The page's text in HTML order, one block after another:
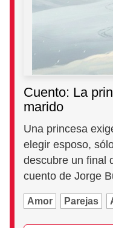
Cuento: La
marido
Una princesa
elegir esposo,
descubre un final
cuento de Jorge
Amor Parejas